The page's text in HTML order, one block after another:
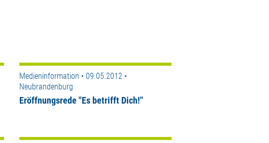
Medieninformation • 09.05.2012 •
Neubrandenburg
Eröffnungsrede "Es betrifft Dich!"